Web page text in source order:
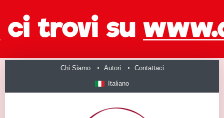
Chi Siamo Autori Contattaci
Italiano